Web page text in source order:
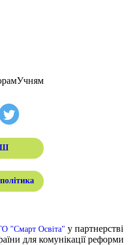
Учням
"Смарт Освіта" у партнерстві
для комунікації реформи